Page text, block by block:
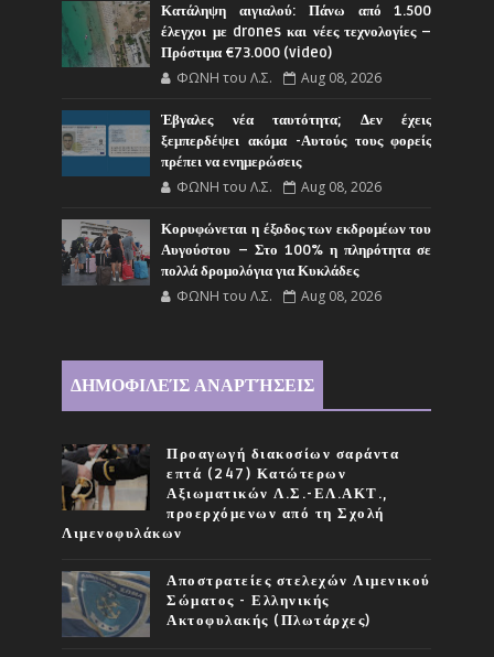
Κατάληψη αιγιαλού: Πάνω από 1.500
έλεγχοι με drones και νέες τεχνολογίες –
Πρόστιμα €73.000 (video)
ΦΩΝΗ του Λ.Σ. Aug 08, 2026
Έβγαλες νέα ταυτότητα; Δεν έχεις
ξεμπερδέψει ακόμα -Αυτούς τους φορείς
πρέπει να ενημερώσεις
ΦΩΝΗ του Λ.Σ. Aug 08, 2026
Κορυφώνεται η έξοδος των εκδρομέων του
Αυγούστου – Στο 100% η πληρότητα σε
πολλά δρομολόγια για Κυκλάδες
ΦΩΝΗ του Λ.Σ. Aug 08, 2026
ΔΗΜΟΦΙΛΕΊΣ ΑΝΑΡΤΉΣΕΙΣ
Προαγωγή διακοσίων σαράντα
επτά (247) Κατώτερων
Αξιωματικών Λ.Σ.-ΕΛ.ΑΚΤ.,
προερχόμενων από τη Σχολή
Λιμενοφυλάκων
Αποστρατείες στελεχών Λιμενικού
Σώματος - Ελληνικής
Ακτοφυλακής (Πλωτάρχες)